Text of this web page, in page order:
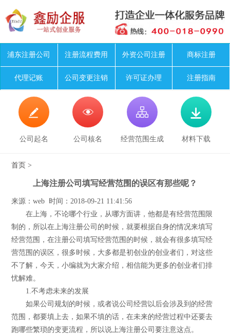
浦东注册公司 注册流程费用 外资公司注册 商标注册
代理记账 公司变更注销 许可证办理 注册指南

公司起名

公司核名

经营范围生成

材料下载
首页 >
上海注册公司填写经营范围的误区有那些呢？
来源：web 时间：2018-09-21 11:41:56
在上海，不论哪个行业，从哪方面讲，他都是有经营范围限
制的，所以在上海注册公司的时候，就要根据自身的情况来填写
经营范围，在注册公司填写经营范围的时候，就会有很多填写经
营范围的误区，很多时候，大多都是初创业的创业者们，对这些
不了解，今天，小编就为大家介绍，相信能为更多的创业者们排
忧解难。
1.不考虑未来的发展
如果公司规划的时候，或者说公司经营以后会涉及到的经营
范围，都要填上去，如果不填的话，在未来的经营过程中还要去
跑哪些繁琐的变更流程，所以说上海注册公司要注意这点。